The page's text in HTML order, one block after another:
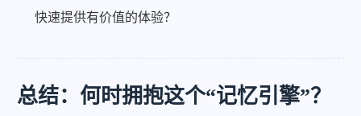
快速提供有价值的体验？
总结：何时拥抱这个“记忆引擎”？